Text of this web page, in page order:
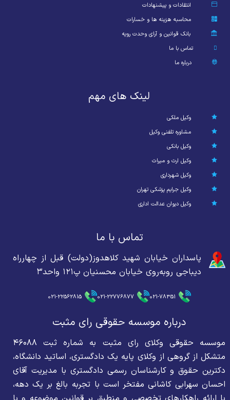
انتقادات و پیشنهادات
محاسبه هزینه ها و خسارات
بانک قوانین و آرای وحدت رویه
تماس با ما
درباره ما
لینک های مهم
وکیل ملکی
مشاوره تلفنی وکیل
وکیل بانکی
وکیل ارث و میراث
وکیل شهرداری
وکیل جرایم پزشکی تهران
وکیل دیوان عدالت اداری
تماس با ما
پاسداران خیابان شهید کلاهدوز(دولت) قبل از چهارراه
دیباجی روبه‌روی خیابان محسنیان پ۱۲۱ واحد۳
021-78351
021-22776877
021-22562815
درباره موسسه حقوقی رای مثبت
موسسه حقوقی وکلای رای مثبت به شماره ثبت ۴۶۰۸۸
متشکل از گروهی از وکلای پایه یک دادگستری، اساتید دانشگاه،
دکترین حقوق و کارشناسان رسمی دادگستری با مدیریت آقای
احسان سهرابی کاشانی مفتخر است با تجربه بالغ بر یک دهه،